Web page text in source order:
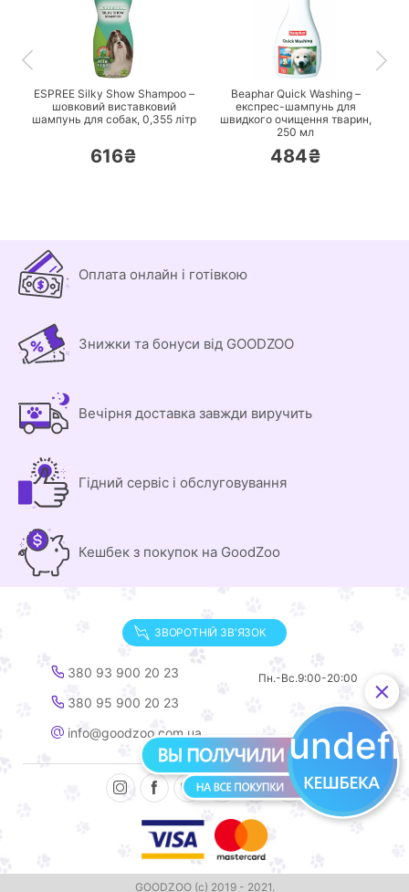
ПЕРЕЙТИ
ESPREE Silky Show Shampoo –
шовковий виставковий
шампунь для собак, 0,355 літр
616₴
ПЕРЕЙТИ
Beaphar Quick Washing –
експрес-шампунь для
швидкого очищення тварин,
250 мл
484₴
Оплата онлайн і готівкою
Знижки та бонуси від GOODZOO
Вечірня доставка завжди виручить
Гідний сервіс і обслуговування
Кешбек з покупок на GoodZoo
ЗВОРОТНІЙ ЗВ'ЯЗОК
380 93 900 20 23
380 95 900 20 23
info@goodzoo.com.ua
Пн.-Вс.9:00-20:00
GOODZOO (с) 2019 - 2021.